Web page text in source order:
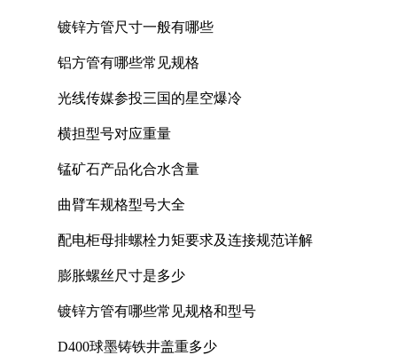
镀锌方管尺寸一般有哪些
铝方管有哪些常见规格
光线传媒参投三国的星空爆冷
横担型号对应重量
锰矿石产品化合水含量
曲臂车规格型号大全
配电柜母排螺栓力矩要求及连接规范详解
膨胀螺丝尺寸是多少
镀锌方管有哪些常见规格和型号
D400球墨铸铁井盖重多少